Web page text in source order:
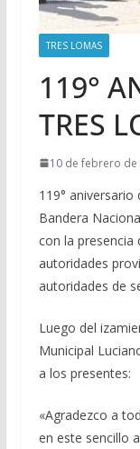
TRES LOMAS
119°
TRES
10 de febrero de
119°
Bandera
con la presencia
autoridades
autoridades de
Luego del
Municipal
a los presentes:
«Agradezco a
en este sencillo